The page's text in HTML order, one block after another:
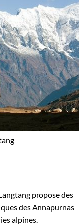
propose des
des Annapurnas
alpines.